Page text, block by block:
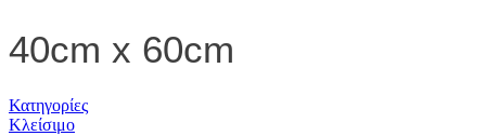
40cm x 60cm
Κατηγορίες
Κλείσιμο